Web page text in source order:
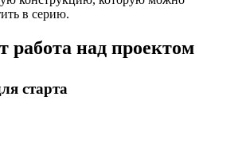
в серию.
работа над проектом
старта